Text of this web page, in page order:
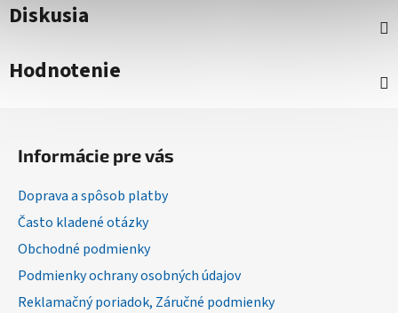
Diskusia
Hodnotenie
Informácie pre vás
Doprava a spôsob platby
Často kladené otázky
Obchodné podmienky
Podmienky ochrany osobných údajov
Reklamačný poriadok, Záručné podmienky